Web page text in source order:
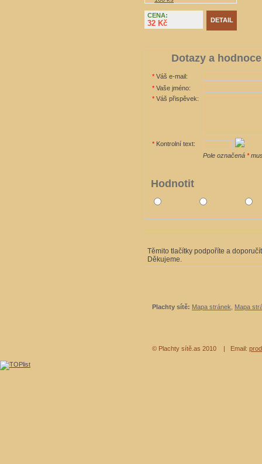
CENA:
32 Kč DETAIL
Dotazy a
* Váš e-mail:
* Vaše jméno:
* Váš přispěvek:
* Kontrolní text:
Pole označená *
Hodnotit
Těmito tlačítky podpoříte a
Děkujeme.
Plachty sítě: Mapa stránek Mapa
© Plachty sítě.as 2010 | Email: